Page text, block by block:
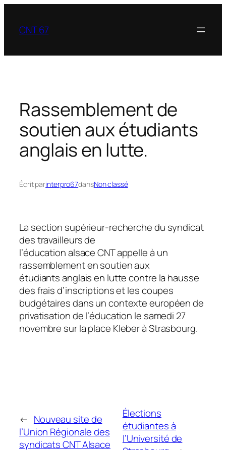
contenu
CNT 67
Rassemblement de
soutien aux étudiants
anglais en lutte.
Écrit parinterpro67dansNon classé
La section supérieur-recherche du syndicat
des travailleurs de
l’éducation alsace CNT appelle à un
rassemblement en soutien aux
étudiants anglais en lutte contre la hausse
des frais d’inscriptions et les coupes
budgétaires dans un contexte européen de
privatisation de l’éducation le samedi 27
novembre sur la place Kleber à Strasbourg.
← Nouveau site de
l’Union Régionale des
syndicats CNT Alsace
Élections
étudiantes à
l’Université de